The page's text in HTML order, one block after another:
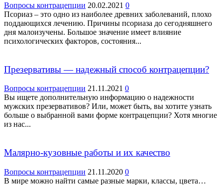
Вопросы контрацепции 20.02.2021 0
Псориаз – это одно из наиболее древних заболеваний, плохо
поддающихся лечению. Причины псориаза до сегодняшнего
дня малоизучены. Большое значение имеет влияние
психологических факторов, состояния...
Презервативы — надежный способ контрацепции?
Вопросы контрацепции 21.11.2021 0
Вы ищете дополнительную информацию о надежности
мужских презервативов? Или, может быть, вы хотите узнать
больше о выбранной вами форме контрацепции? Хотя многие
из нас...
Малярно-кузовные работы и их качество
Вопросы контрацепции 21.11.2020 0
В мире можно найти самые разные марки, классы, цвета…